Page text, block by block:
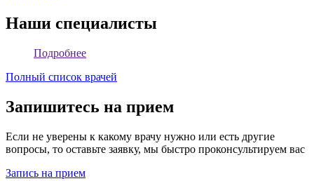
Наши специалисты
Подробнее
Полный список врачей
Запишитесь на прием
Если не уверены к какому врачу нужно или есть другие
вопросы, то оставьте заявку, мы быстро проконсультируем вас
Запись на прием